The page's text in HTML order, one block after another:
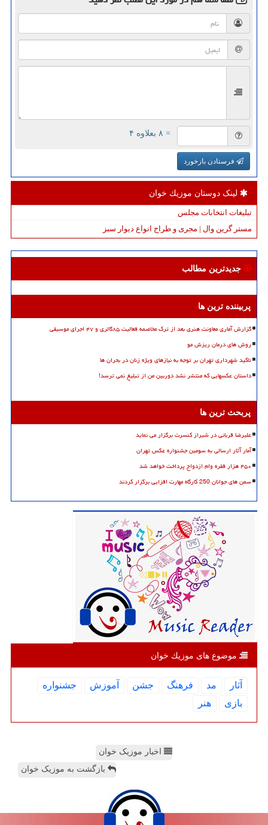
= ۸ بعلاوه ۴
فرستادن بازخورد
لینک دوستان موزیك خوان
تبلیغات انتخابات مجلس
مستر گرین وال | مجری و طراح انواع دیوار سبز
جدیدترین مطالب
پربیننده ترین ها
گزارش آماری معاونت هنری بعد از ترک مخاصمه فعالیت ۸۵گالری و ۴۷ اجرای موسیقی
روش های درمان ریزش مو
تاکید شهرداری تهران بر توجه به نیازهای ویژه زنان در بحران ها
داستان عکسهایی که منتشر نشد دوربین من از تبلیغ نمی ترسد!
پربحث ترین ها
علیرضا قربانی در شیراز کنسرت برگزار می نماید
آمار آثار ارسالی به سومین جشنواره عکس تهران
۴۵۰ هزار فقره وام ازدواج پرداخت خواهد شد
سمن های جوانان 250 کارگاه مهارت افزایی برگزار کردند
موضوع های موزیك خوان
آثار مد فرهنگ جشن آموزش
جشنواره
بازی
هنر
اخبار موزیک خوان
بازگشت به موزیک خوان